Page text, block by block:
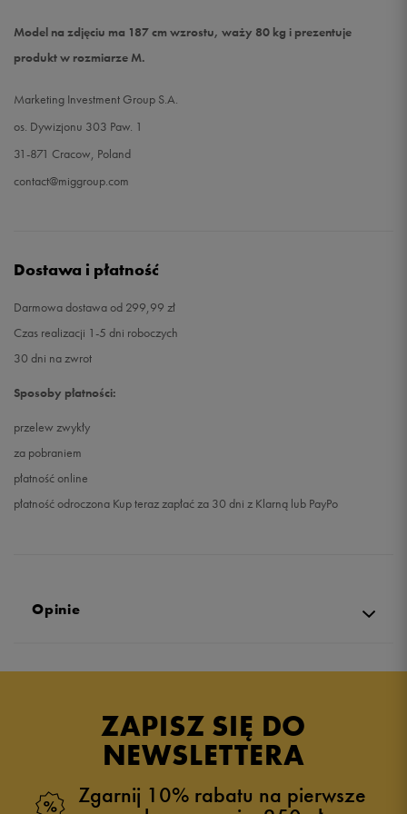
Model na zdjęciu ma 187 cm wzrostu, waży 80 kg i prezentuje
produkt w rozmiarze M.
Marketing Investment Group S.A.
os. Dywizjonu 303 Paw. 1
31-871 Cracow, Poland
contact@miggroup.com
Dostawa i płatność
Darmowa dostawa od 299,99 zł
Czas realizacji 1-5 dni roboczych
30 dni na zwrot
Sposoby płatności:
przelew zwykły
za pobraniem
płatność online
płatność odroczona Kup teraz zapłać za 30 dni z Klarną lub PayPo
Opinie
4.7
zebranych i zweryfikowanych przez
ZAPISZ SIĘ DO
NEWSLETTERA
Zgarnij 10% rabatu na pierwsze